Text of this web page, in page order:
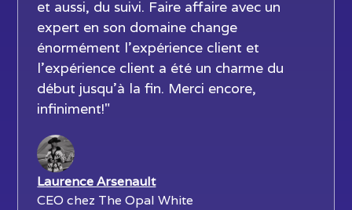
et aussi, du suivi. Faire affaire avec un
expert en son domaine change
énormément l’expérience client et
l’expérience client a été un charme du
début jusqu’à la fin. Merci encore,
infiniment!"
Laurence Arsenault
CEO chez The Opal White